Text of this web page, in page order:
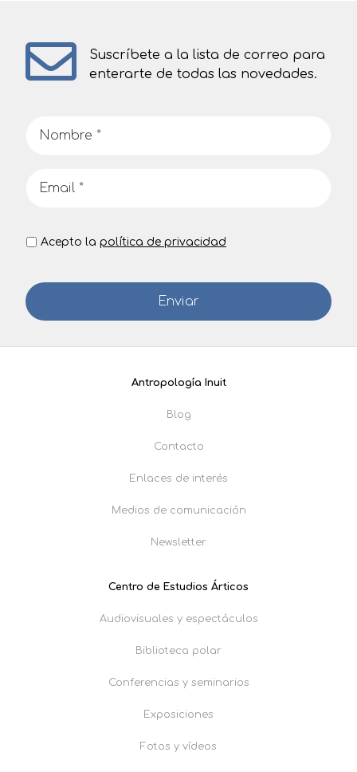
Suscríbete a la lista de correo para
enterarte de todas las novedades.
Acepto la política de privacidad
Antropología Inuit
Blog
Contacto
Enlaces de interés
Medios de comunicación
Newsletter
Centro de Estudios Árticos
Audiovisuales y espectáculos
Biblioteca polar
Conferencias y seminarios
Exposiciones
Fotos y vídeos